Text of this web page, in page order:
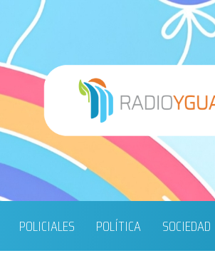
POLICIALES POLÍTICA SOCIEDAD